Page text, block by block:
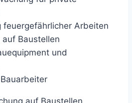
feuergefährlicher Arbeiten
Baustellen
und